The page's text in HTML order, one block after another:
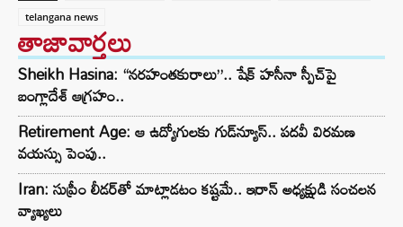
telangana news
తాజావార్తలు
Sheikh Hasina: “నరహంతకురాలు”.. షేక్ హసీనా స్పీచ్‌పై
బంగ్లాదేశ్ ఆగ్రహం..
Retirement Age: ఆ ఉద్యోగులకు గుడ్‌న్యూస్.. పదవీ విరమణ
వయస్సు పెంపు..
Iran: సుప్రీం లీడర్‌తో మాట్లాడటం కష్టమే.. ఇరాన్ అధ్యక్షుడి సంచలన
వ్యాఖ్యలు